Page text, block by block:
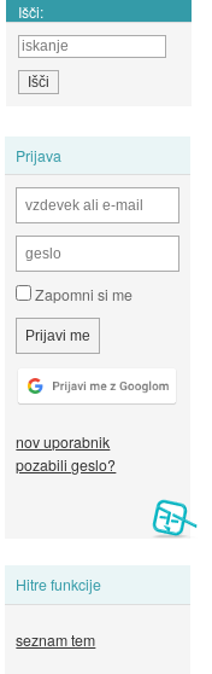
Išči:
Prijava
Zapomni si me
nov uporabnik
pozabili geslo?
Hitre funkcije
seznam tem